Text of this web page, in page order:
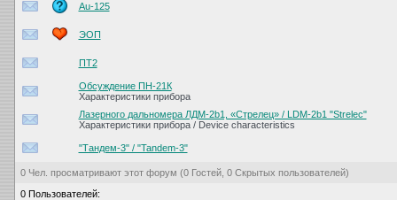
Au-125
ЭОП
ПТ2
Обсуждение ПН-21К
Характеристики прибора
Лазерного дальномера ЛДМ-2b1, «Стрелец» / LDM-2b1 "Strelec"
Характеристики прибора / Device characteristics
"Тандем-3" / "Tandem-3"
0 Чел. просматривают этот форум (0 Гостей, 0 Скрытых пользователей)
0 Пользователей: